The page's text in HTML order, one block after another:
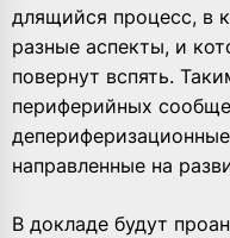
длящийся процесс, в
разные аспекты, и
повернут вспять.
периферийных
направленные на
В докладе будут